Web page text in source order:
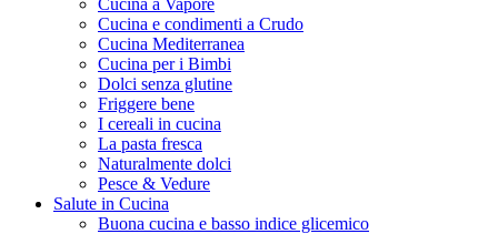
Cucina a Vapore
Cucina e condimenti a Crudo
Cucina Mediterranea
Cucina per i Bimbi
Dolci senza glutine
Friggere bene
I cereali in cucina
La pasta fresca
Naturalmente dolci
Pesce & Vedure
Salute in Cucina
Buona cucina e basso indice glicemico